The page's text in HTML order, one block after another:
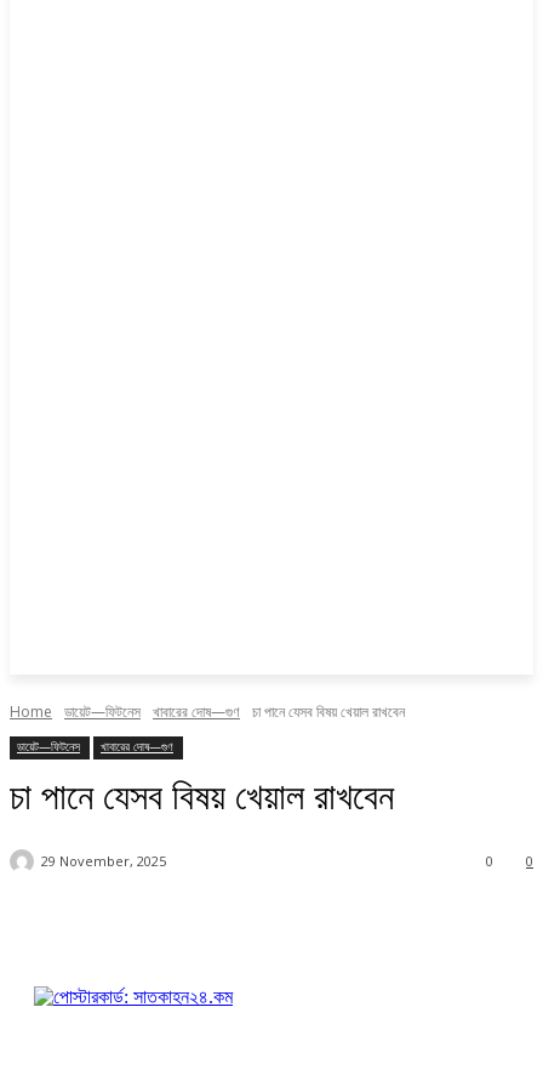
Home ডায়েট—ফিটনেস খাবারের দোষ—গুণ চা পানে যেসব বিষয় খেয়াল রাখবেন
ডায়েট—ফিটনেস খাবারের দোষ—গুণ
চা পানে যেসব বিষয় খেয়াল রাখবেন
29 November, 2025 0
0